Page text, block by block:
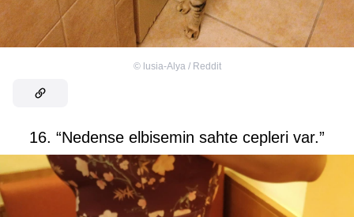
© lusia-Alya / Reddit
16. “Nedense elbisemin sahte cepleri var.”